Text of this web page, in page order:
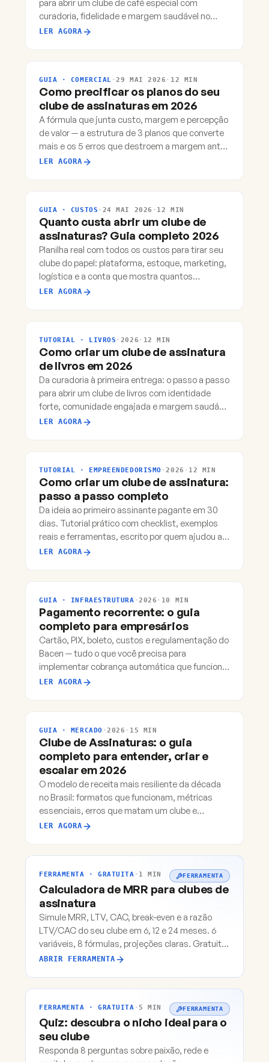
para abrir um clube de café especial com
curadoria, fidelidade e margem saudável no
Brasil.
LER AGORA
GUIA · COMERCIAL ·29 MAI 2026 · 12 MIN
Como precificar os planos do seu
clube de assinaturas em 2026
A fórmula que junta custo, margem e percepção
de valor — a estrutura de 3 planos que converte
mais e os 5 erros que destroem a margem antes
do clube engatar.
LER AGORA
GUIA · CUSTOS · 24 MAI 2026 · 12 MIN
Quanto custa abrir um clube de
assinaturas? Guia completo 2026
Planilha real com todos os custos para tirar seu
clube do papel: plataforma, estoque, marketing,
logística e a conta que mostra quantos
assinantes você precisa para empatar.
LER AGORA
TUTORIAL · LIVROS · 2026 · 12 MIN
Como criar um clube de assinatura
de livros em 2026
Da curadoria à primeira entrega: o passo a passo
para abrir um clube de livros com identidade
forte, comunidade engajada e margem saudável
no Brasil.
LER AGORA
TUTORIAL · EMPREENDEDORISMO ·2026 · 12 MIN
Como criar um clube de assinatura:
passo a passo completo
Da ideia ao primeiro assinante pagante em 30
dias. Tutorial prático com checklist, exemplos
reais e ferramentas, escrito por quem ajudou a
colocar +950 clubes brasileiros no ar.
LER AGORA
GUIA · INFRAESTRUTURA ·2026 · 10 MIN
Pagamento recorrente: o guia
completo para empresários
Cartão, PIX, boleto, custos e regulamentação do
Bacen — tudo o que você precisa para
implementar cobrança automática que funciona
e escala.
LER AGORA
GUIA · MERCADO ·2026 · 15 MIN
Clube de Assinaturas: o guia
completo para entender, criar e
escalar em 2026
O modelo de receita mais resiliente da década
no Brasil: formatos que funcionam, métricas
essenciais, erros que matam um clube e
ferramentas que separam quem escala de
LER AGORA
FERRAMENTA · GRATUITA · 1 MIN FERRAMENTA
Calculadora de MRR para clubes de
assinatura
Simule MRR, LTV, CAC, break-even e a razão
LTV/CAC do seu clube em 6, 12 e 24 meses. 6
variáveis, 8 fórmulas, projeções claras. Gratuita
e em português.
ABRIR FERRAMENTA
FERRAMENTA · GRATUITA ·5 MIN FERRAMENTA
Quiz: descubra o nicho ideal para o
seu clube
Responda 8 perguntas sobre paixão, rede e